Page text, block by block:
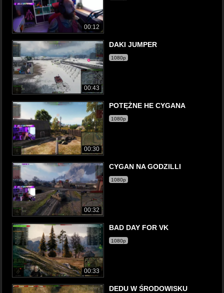
00:12
00:43
DAKI JUMPER
1080p
00:30
POTĘŻNE HE CYGANA
1080p
00:32
CYGAN NA GODZILLI
1080p
00:33
BAD DAY FOR VK
1080p
DEDU W ŚRODOWISKU